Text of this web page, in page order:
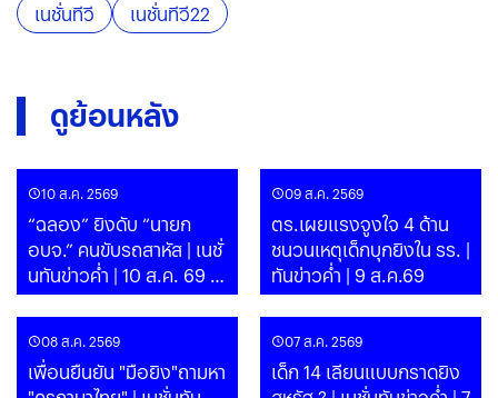
เนชั่นทีวี
เนชั่นทีวี22
ดูย้อนหลัง
10 ส.ค. 2569
“ฉลอง” ยิงดับ “นายก
อบจ.” คนขับรถสาหัส | เนชั่
นทันข่าวค่ำ | 10 ส.ค. 69 |
PART
09 ส.ค. 2569
ตร.เผยแรงจูงใจ 4 ด้าน
ชนวนเหตุเด็กบุกยิงใน รร. |
ทันข่าวค่ำ | 9 ส.ค.69
08 ส.ค. 2569
เพื่อนยืนยัน "มือยิง"ถามหา
07 ส.ค. 2569
เด็ก 14 เลียนแบบกราดยิง